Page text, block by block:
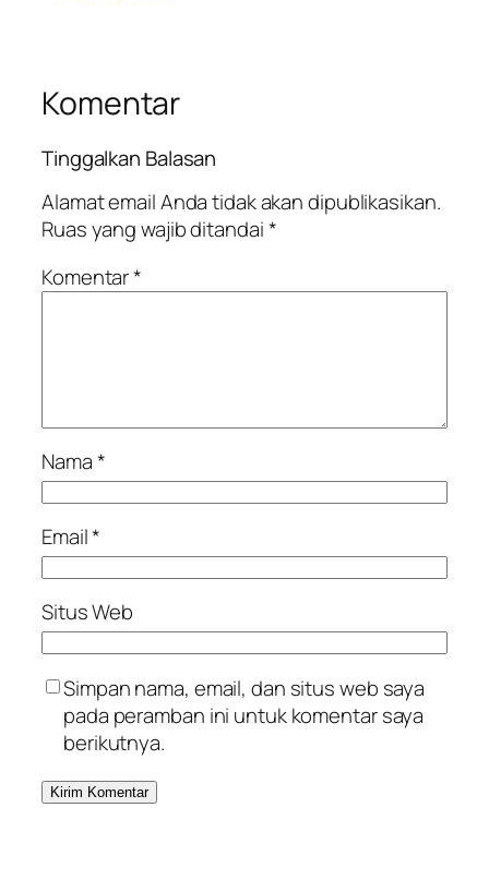
Komentar
Tinggalkan Balasan
Alamat email Anda tidak akan dipublikasikan.
Ruas yang wajib ditandai*
Komentar*
Nama*
Email*
Situs Web
Simpan nama, email, dan situs web saya
pada peramban ini untuk komentar saya
berikutnya.